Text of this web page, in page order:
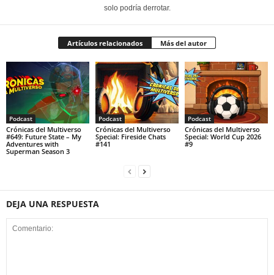
solo podría derrotar.
Artículos relacionados Más del autor
Podcast
Crónicas del Multiverso
#649: Future State – My
Adventures with
Superman Season 3
Podcast
Crónicas del Multiverso
Special: Fireside Chats
#141
Podcast
Crónicas del Multiverso
Special: World Cup 2026
#9
DEJA UNA RESPUESTA